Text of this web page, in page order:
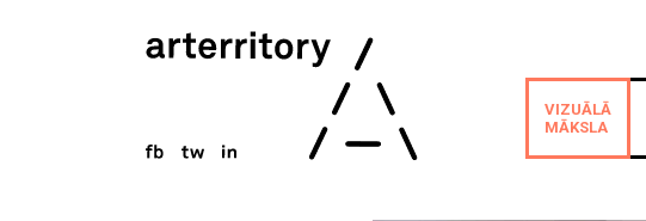
VIZUĀLĀ
MĀKSLA